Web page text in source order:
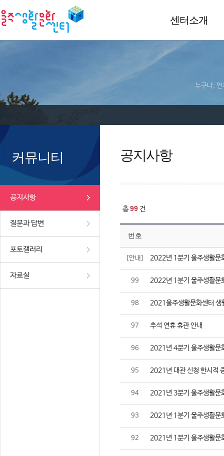
센터소개
누구나, 언
커뮤니티
공지사항
질문과 답변
포토갤러리
자료실
공지사항
총99 건
번호
[안내] 2022년 1분기 울주생활문
99 2022년 1분기 울주생활문
98 2021울주생활문화센터 생
97 추석 연휴 휴관 안내
96 2021년 4분기 울주생활문
95 2021년 대관 신청 한시적
94 2021년 3분기 울주생활문
93 2021년 1분기 울주생활문
92 2021년 1분기 울주생활문